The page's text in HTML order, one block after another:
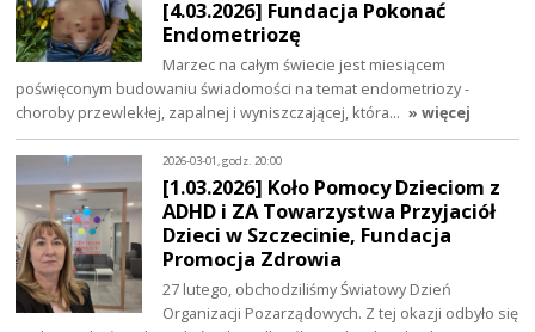
[4.03.2026] Fundacja Pokonać
Endometriozę
Marzec na całym świecie jest miesiącem
poświęconym budowaniu świadomości na temat endometriozy -
choroby przewlekłej, zapalnej i wyniszczającej, która… » więcej
2026-03-01, godz. 20:00
[1.03.2026] Koło Pomocy Dzieciom z
ADHD i ZA Towarzystwa Przyjaciół
Dzieci w Szczecinie, Fundacja
Promocja Zdrowia
27 lutego, obchodziliśmy Światowy Dzień
Organizacji Pozarządowych. Z tej okazji odbyło się